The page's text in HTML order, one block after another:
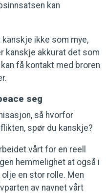
kan
kanskje ikke som mye,
kanskje akkurat det som
få kontakt med broren
seg
så hvorfor
spør du kanskje?
vårt for en reell
hemmelighet at også i
en stor rolle. Men
av navnet vårt